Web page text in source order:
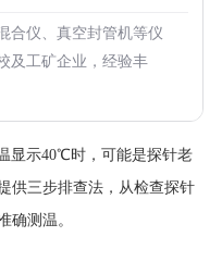
合仪、真空封管机等仪
及工矿企业，经验丰
显示40℃时，可能是探针老
供三步排查法，从检查探针
确测温。